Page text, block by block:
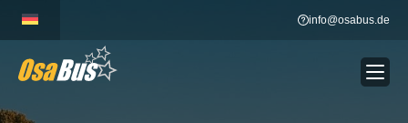
content
info@osabus.de